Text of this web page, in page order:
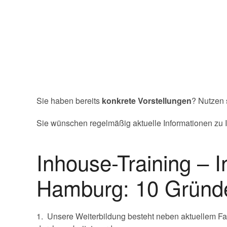
Sie haben bereits konkrete Vorstellungen?
Sie wünschen regelmäßig aktuelle Informationen
Inhouse-Training –
Hamburg: 10
1. Unsere Weiterbildung besteht neben aktuellem